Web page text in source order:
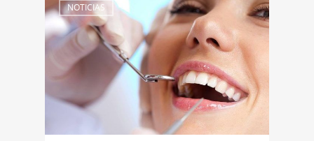
NOTICIAS